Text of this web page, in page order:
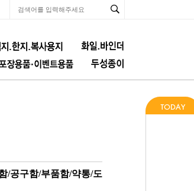
/공구함/부품함/약통/도